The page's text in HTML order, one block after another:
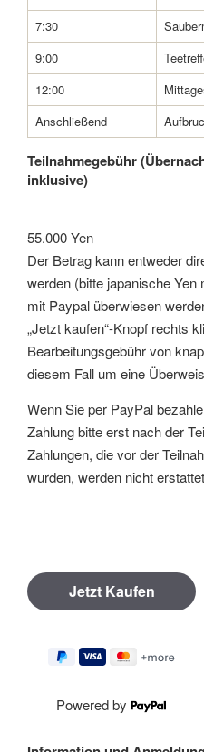
7:30
9:00
12:00
Anschließend
Teilnahmegebühr
inklusive)
55.000 Yen
Der Betrag kann entweder
werden (bitte japanische Yen
mit Paypal überwiesen
„Jetzt kaufen“-Knopf rechts
Bearbeitungsgebühr von
diesem Fall um eine
Wenn Sie per PayPal
Zahlung bitte erst nach der
Zahlungen, die vor der
wurden, werden nicht
Powered by